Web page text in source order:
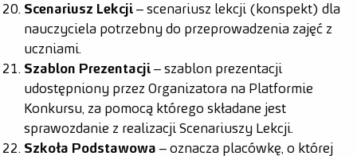
Scenariusz Lekcji – scenariusz lekcji (konspekt) dla
nauczyciela potrzebny do przeprowadzenia zajęć z
uczniami.
Szablon Prezentacji – szablon prezentacji
udostępniony przez Organizatora na Platformie
Konkursu, za pomocą którego składane jest
sprawozdanie z realizacji Scenariuszy Lekcji.
Szkoła Podstawowa – oznacza placówkę, o której